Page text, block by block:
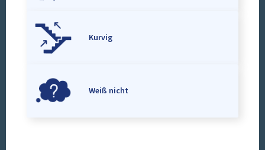
Kurvig
Weiß nicht